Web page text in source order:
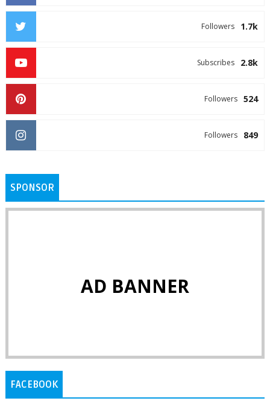
1.7k
Followers
2.8k
Subscribes
524
Followers
849
Followers
SPONSOR
AD BANNER
FACEBOOK